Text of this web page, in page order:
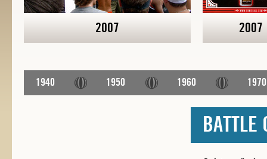
2007 2007
1940 1950 1960 1970
BATTLE